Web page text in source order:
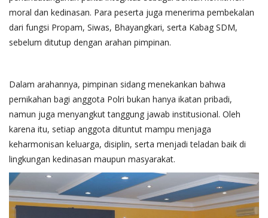
moral dan kedinasan. Para peserta juga menerima pembekalan
dari fungsi Propam, Siwas, Bhayangkari, serta Kabag SDM,
sebelum ditutup dengan arahan pimpinan.
Dalam arahannya, pimpinan sidang menekankan bahwa
pernikahan bagi anggota Polri bukan hanya ikatan pribadi,
namun juga menyangkut tanggung jawab institusional. Oleh
karena itu, setiap anggota dituntut mampu menjaga
keharmonisan keluarga, disiplin, serta menjadi teladan baik di
lingkungan kedinasan maupun masyarakat.